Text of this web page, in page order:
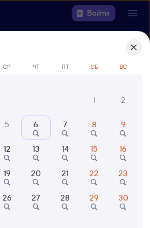
Войти
чтобы найти
Главный —
42 млн путешествуют с
СР ЧТ ПТ СБ ВС
1
2
5 6 7 8 9
12 13 14 15 16
19 20 21 22 23
26 27 28 29 30